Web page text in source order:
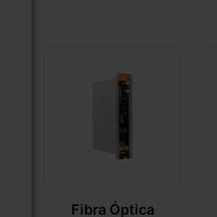
Fibra Óptica